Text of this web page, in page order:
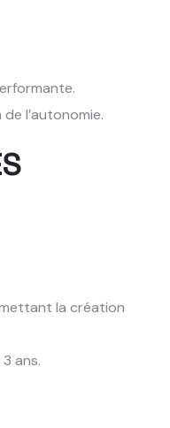
l’autonomie.
la création
ans.